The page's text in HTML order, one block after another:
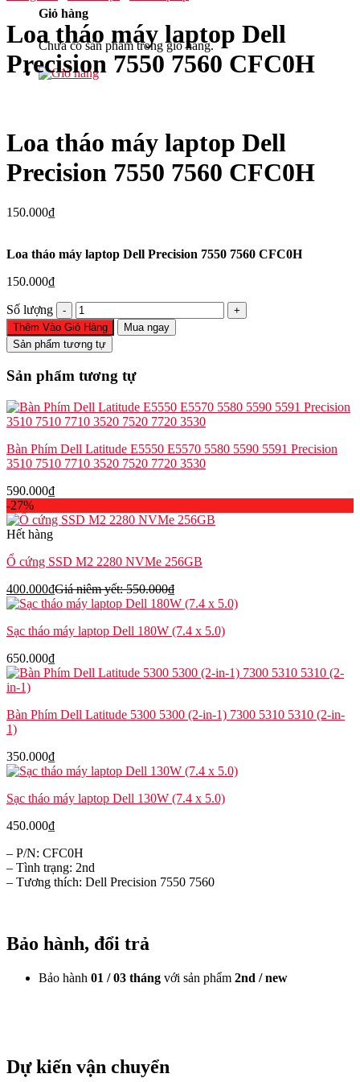
Giỏ hàng
Chưa có sản phẩm trong giỏ hàng.
Loa tháo máy laptop Dell
Precision 7550 7560 CFC0H
Loa tháo máy laptop Dell
Precision 7550 7560 CFC0H
150.000₫
Loa tháo máy laptop Dell Precision 7550 7560 CFC0H
150.000₫
Số lượng
Loa
tháo
máy
laptop
Precision
7560
CFC0H
lượng
Thêm Vào Giỏ Hàng
Mua ngay
Sản phẩm tương tự
Sản phẩm tương tự
Bàn Phím Dell Latitude E5550 E5570 5580 5590 5591 Precision
3510 7510 7710 3520 7520 7720 3530
590.000₫
-27%
Hết hàng
Ổ cứng SSD M2 2280 NVMe 256GB
400.000₫Giá niêm yết:550.000₫
Sạc tháo máy laptop Dell 180W (7.4 x 5.0)
650.000₫
Bàn Phím Dell Latitude 5300 5300 (2-in-1) 7300 5310 5310 (2-in-
1)
350.000₫
Sạc tháo máy laptop Dell 130W (7.4 x 5.0)
450.000₫
– P/N: CFC0H
– Tình trạng: 2nd
– Tương thích: Dell Precision 7550 7560
Bảo hành, đổi trả
Bảo hành 01 / 03 tháng với sản phẩm 2nd / new
Dự kiến vận chuyển